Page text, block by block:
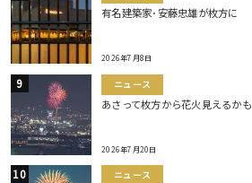
有名建築家･安藤忠雄が枚方に
2026年7月8日
ニュース
あさって枚方から花火見えるかも
2026年7月20日
ニュース